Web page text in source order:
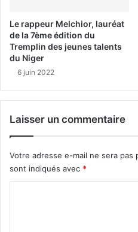
Le rappeur Melchior, lauréat
de la 7ème édition du
Tremplin des jeunes talents
du Niger
6 juin 2022
Laisser un commentaire
Votre adresse e-mail ne sera pas
sont indiqués avec *